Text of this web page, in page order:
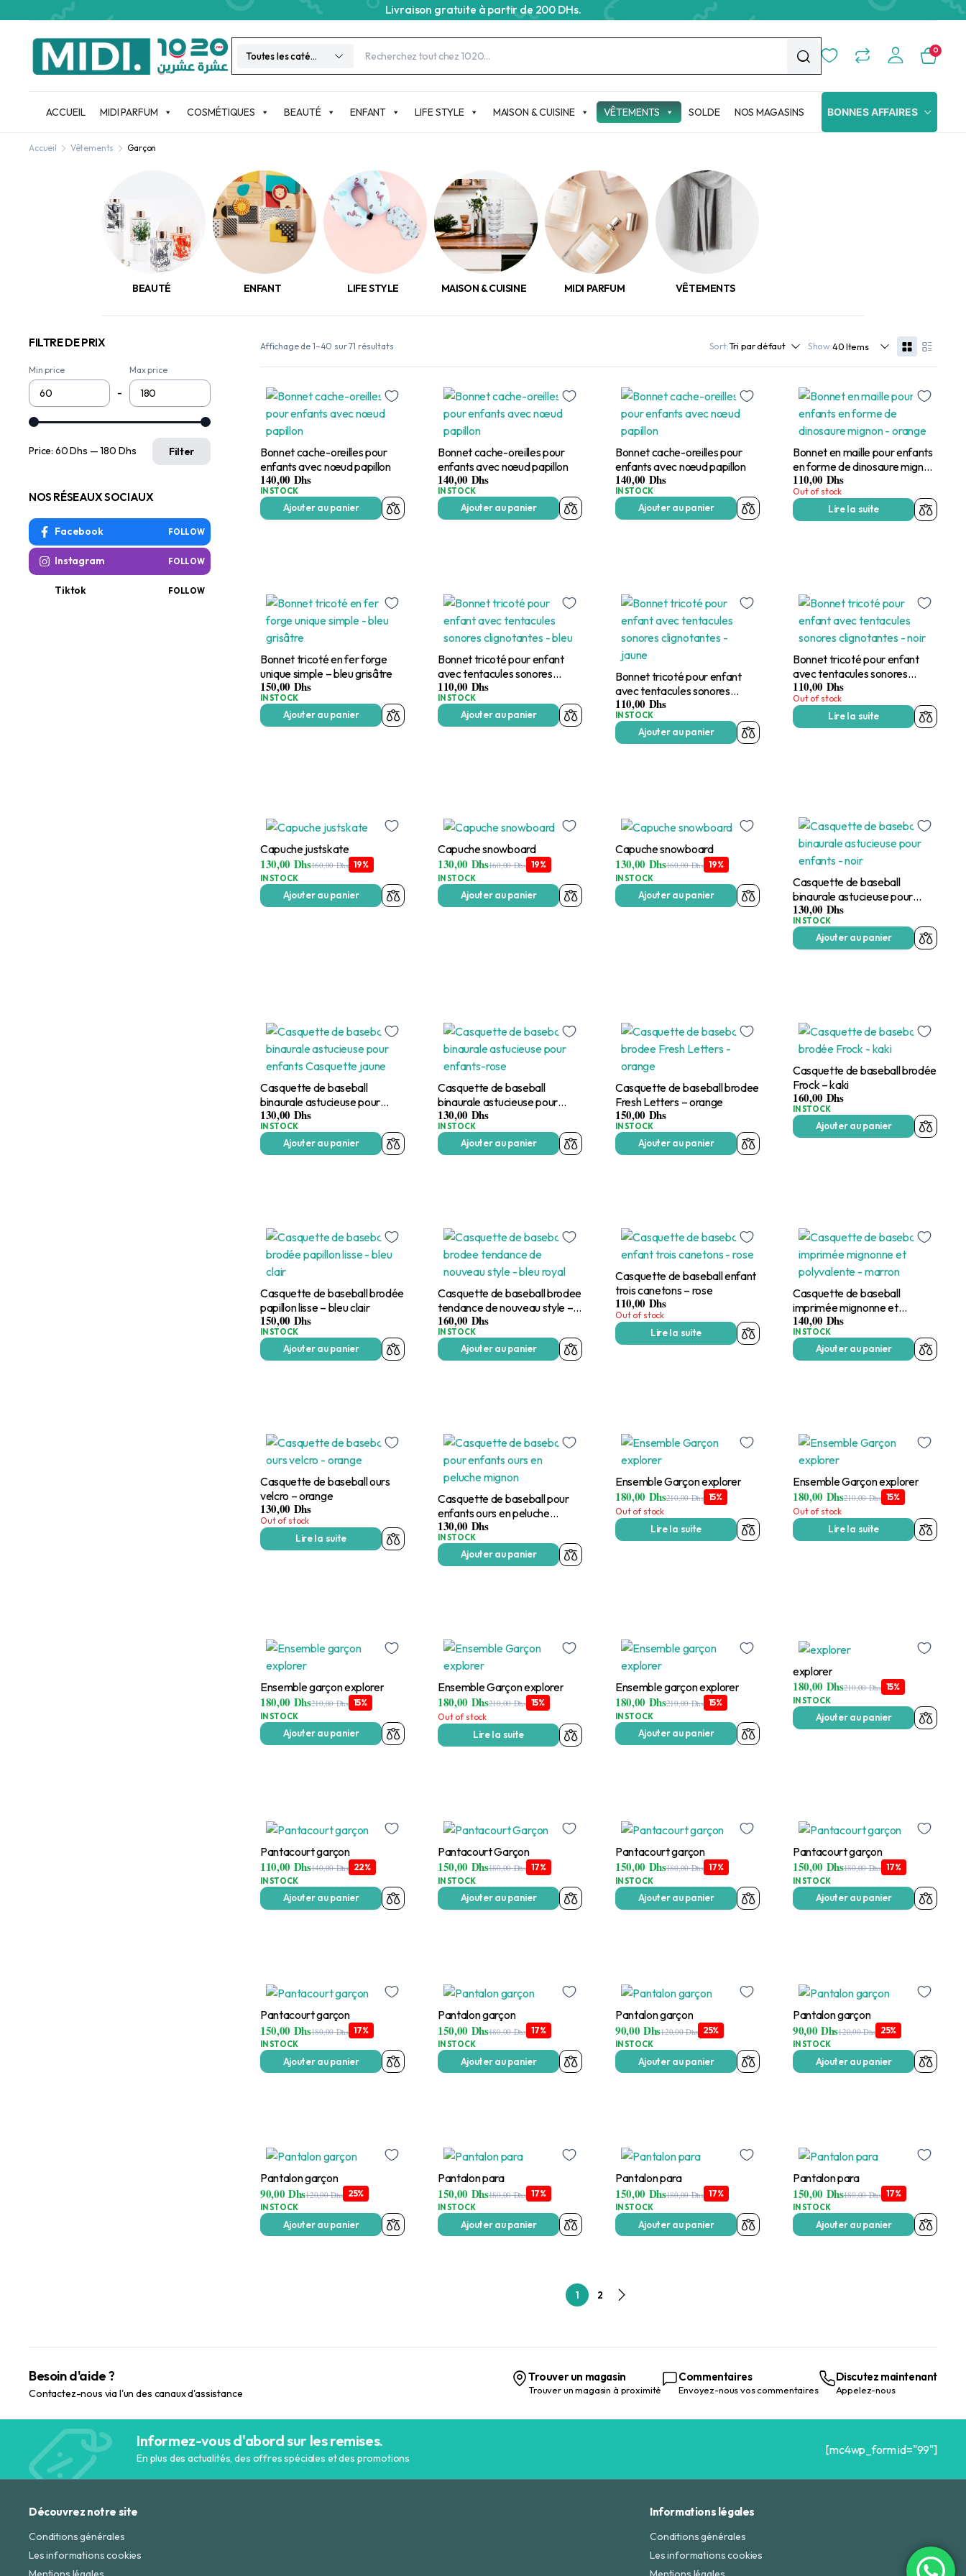
Livraison gratuite à partir de 200 DHs.
Toutes les catégories 0
ACCUEIL MIDI PARFUM COSMÉTIQUES BEAUTÉ ENFANT LIFE STYLE MAISON & CUISINE VÊTEMENTS SOLDE NOS MAGASINS BONNES AFFAIRES
Accueil Vêtements Garçon
BEAUTÉ ENFANT LIFE STYLE MAISON & CUISINE MIDI PARFUM VÊTEMENTS
Affichage de 1–40 sur 71 résultats Sort: Show:
Bonnet cache-oreilles pour
enfants avec nœud papillon
140,00 Dhs
IN STOCK
Ajouter au panier
Bonnet cache-oreilles pour
enfants avec nœud papillon
140,00 Dhs
IN STOCK
Ajouter au panier
Bonnet cache-oreilles pour
enfants avec nœud papillon
140,00 Dhs
IN STOCK
Ajouter au panier
Bonnet en maille pour enfants
en forme de dinosaure mignon
– orange
110,00 Dhs
Out of stock
Lire la suite
Bonnet tricoté en fer forge
unique simple – bleu grisâtre
150,00 Dhs
IN STOCK
Ajouter au panier
Bonnet tricoté pour enfant
avec tentacules sonores
clignotantes – bleu
110,00 Dhs
IN STOCK
Ajouter au panier
Bonnet tricoté pour enfant
avec tentacules sonores
clignotantes – jaune
110,00 Dhs
IN STOCK
Ajouter au panier
Bonnet tricoté pour enfant
avec tentacules sonores
clignotantes – noir
110,00 Dhs
Out of stock
Lire la suite
Capuche justskate
160,00Dhs
130,00 Dhs 19%
IN STOCK
Ajouter au panier
Capuche snowboard
160,00Dhs
130,00 Dhs 19%
IN STOCK
Ajouter au panier
Capuche snowboard
160,00Dhs
130,00 Dhs 19%
IN STOCK
Ajouter au panier
Casquette de baseball
binaurale astucieuse pour
enfants – noir
130,00 Dhs
IN STOCK
Ajouter au panier
Casquette de baseball
binaurale astucieuse pour
enfants Casquette jaune
130,00 Dhs
IN STOCK
Ajouter au panier
Casquette de baseball
binaurale astucieuse pour
enfants-rose
130,00 Dhs
IN STOCK
Ajouter au panier
Casquette de baseball brodee
Fresh Letters – orange
150,00 Dhs
IN STOCK
Ajouter au panier
Casquette de baseball brodée
Frock – kaki
160,00 Dhs
IN STOCK
Ajouter au panier
Casquette de baseball brodée
papillon lisse – bleu clair
150,00 Dhs
IN STOCK
Ajouter au panier
Casquette de baseball brodee
tendance de nouveau style –
bleu royal
160,00 Dhs
IN STOCK
Ajouter au panier
Casquette de baseball enfant
trois canetons – rose
110,00 Dhs
Out of stock
Lire la suite
Casquette de baseball
imprimée mignonne et
polyvalente – marron
140,00 Dhs
IN STOCK
Ajouter au panier
Casquette de baseball ours
velcro – orange
130,00 Dhs
Out of stock
Lire la suite
Casquette de baseball pour
enfants ours en peluche
mignon
130,00 Dhs
IN STOCK
Ajouter au panier
Ensemble Garçon explorer
210,00Dhs
180,00 Dhs
15%
Out of stock
Lire la suite
Ensemble Garçon explorer
210,00Dhs
180,00 Dhs
15%
Out of stock
Lire la suite
Ensemble garçon explorer
210,00Dhs
180,00 Dhs 15%
IN STOCK
Ajouter au panier
Ensemble Garçon explorer
210,00Dhs
180,00 Dhs
15%
Out of stock
Lire la suite
Ensemble garçon explorer
210,00Dhs
180,00 Dhs 15%
IN STOCK
Ajouter au panier
explorer
210,00Dhs
180,00 Dhs 15%
IN STOCK
Ajouter au panier
Pantacourt garçon
140,00Dhs
110,00 Dhs 22%
IN STOCK
Ajouter au panier
Pantacourt Garçon
180,00Dhs
150,00 Dhs 17%
IN STOCK
Ajouter au panier
Pantacourt garçon
180,00Dhs
150,00 Dhs 17%
IN STOCK
Ajouter au panier
Pantacourt garçon
180,00Dhs
150,00 Dhs 17%
IN STOCK
Ajouter au panier
Pantacourt garçon
180,00Dhs
150,00 Dhs 17%
IN STOCK
Ajouter au panier
Pantalon garçon
180,00Dhs
150,00 Dhs 17%
IN STOCK
Ajouter au panier
Pantalon garçon
120,00Dhs
90,00Dhs 25%
IN STOCK
Ajouter au panier
Pantalon garçon
120,00Dhs
90,00Dhs 25%
IN STOCK
Ajouter au panier
Pantalon garçon
120,00Dhs
90,00Dhs 25%
IN STOCK
Ajouter au panier
Pantalon para
180,00Dhs
150,00 Dhs 17%
IN STOCK
Ajouter au panier
Pantalon para
180,00Dhs
150,00 Dhs 17%
IN STOCK
Ajouter au panier
Pantalon para
180,00Dhs
150,00 Dhs 17%
IN STOCK
Ajouter au panier
1 2
FILTRE DE PRIX
Min price
-
Max price
Filter
Price: 60 Dhs —180 Dhs
NOS RÉSEAUX SOCIAUX
Facebook FOLLOW
Instagram FOLLOW
Tiktok FOLLOW
Besoin d'aide ?
Contactez-nous via l'un des canaux d'assistance
Trouver un magasin
Trouver un magasin à proximité
Commentaires
Envoyez-nous vos commentaires
Discutez maintenant
Appelez-nous
Informez-vous d'abord sur les remises.
En plus des actualités, des offres spéciales et des promotions
[mc4wp_form id="99"]
Découvrez notre site
Conditions générales
Les informations cookies
Informations légales
Conditions générales
Les informations cookies